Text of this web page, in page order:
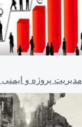
مدیریت پروژه و ایمنی